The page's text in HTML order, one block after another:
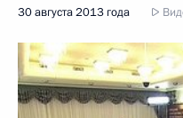
30 августа 2013 года